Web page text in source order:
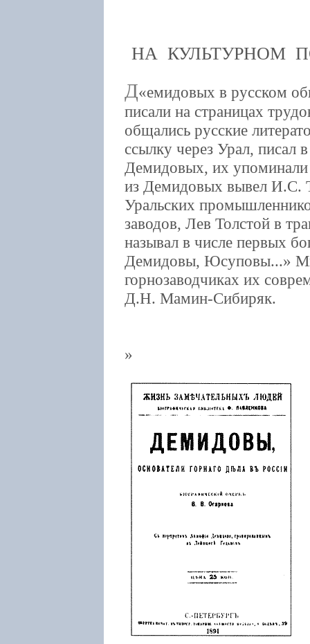
НА КУЛЬТУРНОМ
Д емидовых в русском
писали на страницах
общались русские
ссылку через Урал, писал
Демидовых, их
из Демидовых вывел И.С.
Уральских
заводов, Лев Толстой в
называл в числе первых
Демидовы, Юсуповы...»
горнозаводчиках их
Д.Н. Мамин-Сибиряк.